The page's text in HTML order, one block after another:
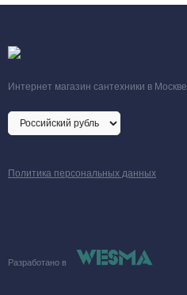
Интернет магазин сантехники в Москве
Политика персональных данных
Разработано в